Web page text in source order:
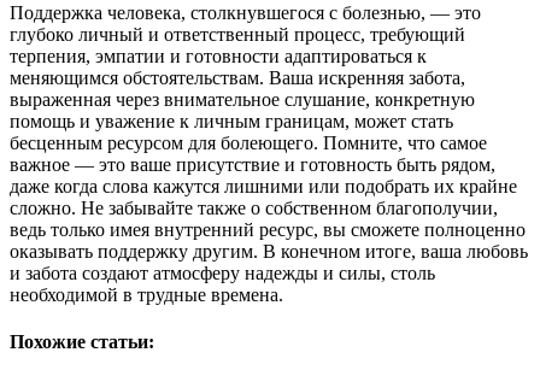
Поддержка человека, столкнувшегося с болезнью, — это
глубоко личный и ответственный процесс, требующий
терпения, эмпатии и готовности адаптироваться к
меняющимся обстоятельствам. Ваша искренняя забота,
выраженная через внимательное слушание, конкретную
помощь и уважение к личным границам, может стать
бесценным ресурсом для болеющего. Помните, что самое
важное — это ваше присутствие и готовность быть рядом,
даже когда слова кажутся лишними или подобрать их крайне
сложно. Не забывайте также о собственном благополучии,
ведь только имея внутренний ресурс, вы сможете полноценно
оказывать поддержку другим. В конечном итоге, ваша любовь
и забота создают атмосферу надежды и силы, столь
необходимой в трудные времена.
Похожие статьи: